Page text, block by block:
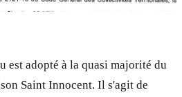
adopté à la quasi majorité du
Saint Innocent. Il s'agit de